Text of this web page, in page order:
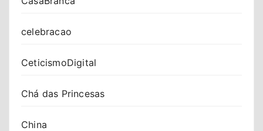
celebracao
CeticismoDigital
Chá das Princesas
China